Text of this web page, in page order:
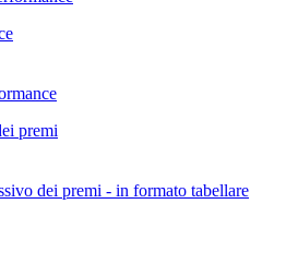
premi
dei premi - in formato tabellare